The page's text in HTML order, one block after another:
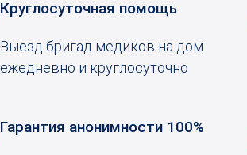
Круглосуточная помощь
Выезд бригад медиков на дом
ежедневно и круглосуточно
Гарантия анонимности 100%